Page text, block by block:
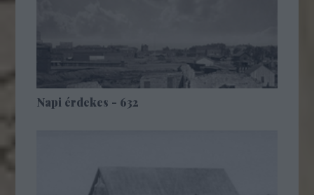
Napi érdekes - 632